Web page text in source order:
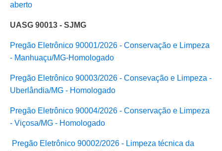
aberto
UASG 90013 - SJMG
Pregão Eletrônico 90001/2026 - Conservação e Limpeza
- Manhuaçu/MG-Homologado
Pregão Eletrônico 90003/2026 - Consevação e Limpeza -
Uberlândia/MG - Homologado
Pregão Eletrônico 90004/2026 - Conservação e Limpeza
- Viçosa/MG - Homologado
Pregão Eletrônico 90002/2026 - Limpeza técnica da